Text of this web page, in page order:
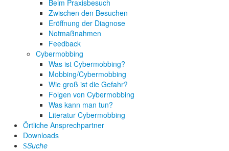
Beim Praxisbesuch
Zwischen den Besuchen
Eröffnung der Diagnose
Notmaßnahmen
Feedback
Cybermobbing
Was ist Cybermobbing?
Mobbing/Cybermobbing
Wie groß ist die Gefahr?
Folgen von Cybermobbing
Was kann man tun?
Literatur Cybermobbing
Örtliche Ansprechpartner
Downloads
Suche